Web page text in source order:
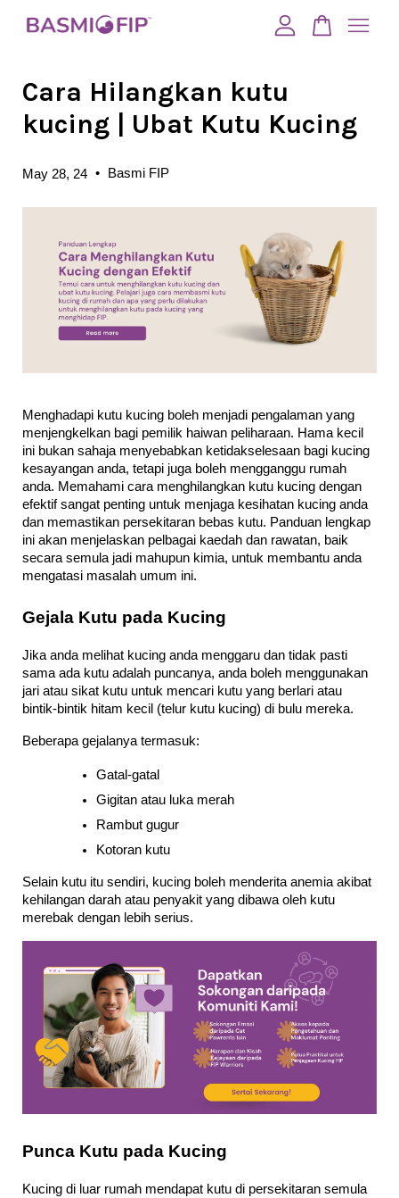
Cara Hilangkan kutu
kucing | Ubat Kutu Kucing
May 28, 24 • Basmi FIP
Menghadapi kutu kucing boleh menjadi pengalaman yang
menjengkelkan bagi pemilik haiwan peliharaan. Hama kecil
ini bukan sahaja menyebabkan ketidakselesaan bagi kucing
kesayangan anda, tetapi juga boleh mengganggu rumah
anda. Memahami cara menghilangkan kutu kucing dengan
efektif sangat penting untuk menjaga kesihatan kucing anda
dan memastikan persekitaran bebas kutu. Panduan lengkap
ini akan menjelaskan pelbagai kaedah dan rawatan, baik
secara semula jadi mahupun kimia, untuk membantu anda
mengatasi masalah umum ini.
Gejala Kutu pada Kucing
Jika anda melihat kucing anda menggaru dan tidak pasti
sama ada kutu adalah puncanya, anda boleh menggunakan
jari atau sikat kutu untuk mencari kutu yang berlari atau
bintik-bintik hitam kecil (telur kutu kucing) di bulu mereka.
Beberapa gejalanya termasuk:
Gatal-gatal
Gigitan atau luka merah
Rambut gugur
Kotoran kutu
Selain kutu itu sendiri, kucing boleh menderita anemia akibat
kehilangan darah atau penyakit yang dibawa oleh kutu
merebak dengan lebih serius.
Punca Kutu pada Kucing
Kucing di luar rumah mendapat kutu di persekitaran semula
Your cart is currently empty.